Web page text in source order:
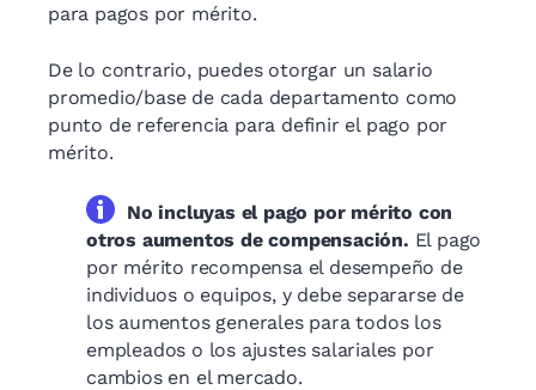
para pagos por mérito.
De lo contrario, puedes otorgar un salario
promedio/base de cada departamento como
punto de referencia para definir el pago por
mérito.
No incluyas el pago por mérito con
otros aumentos de compensación. El pago
por mérito recompensa el desempeño de
individuos o equipos, y debe separarse de
los aumentos generales para todos los
empleados o los ajustes salariales por
cambios en el mercado.